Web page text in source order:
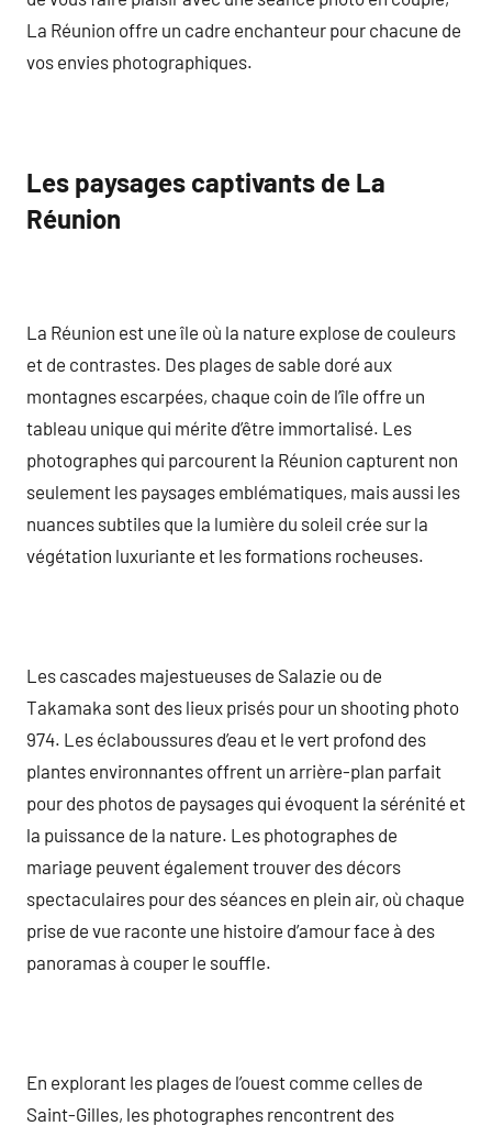
La Réunion offre un cadre enchanteur pour chacune de
vos envies photographiques.
Les paysages captivants de La
Réunion
La Réunion est une île où la nature explose de couleurs
et de contrastes. Des plages de sable doré aux
montagnes escarpées, chaque coin de l’île offre un
tableau unique qui mérite d’être immortalisé. Les
photographes qui parcourent la Réunion capturent non
seulement les paysages emblématiques, mais aussi les
nuances subtiles que la lumière du soleil crée sur la
végétation luxuriante et les formations rocheuses.
Les cascades majestueuses de Salazie ou de
Takamaka sont des lieux prisés pour un shooting photo
974. Les éclaboussures d’eau et le vert profond des
plantes environnantes offrent un arrière-plan parfait
pour des photos de paysages qui évoquent la sérénité et
la puissance de la nature. Les photographes de
mariage peuvent également trouver des décors
spectaculaires pour des séances en plein air, où chaque
prise de vue raconte une histoire d’amour face à des
panoramas à couper le souffle.
En explorant les plages de l’ouest comme celles de
Saint-Gilles, les photographes rencontrent des